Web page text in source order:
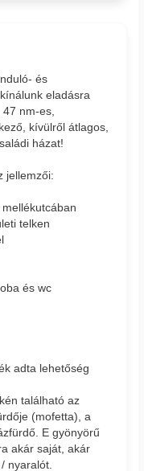
és
eladásra
nm-es,
kívülről átlagos,
házat!
jellemzői:
telken
és wc
adta lehetőség
található az
(mofetta), a
E gyönyörű
akár saját, akár
nyaralót.